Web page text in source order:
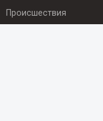
Происшествия